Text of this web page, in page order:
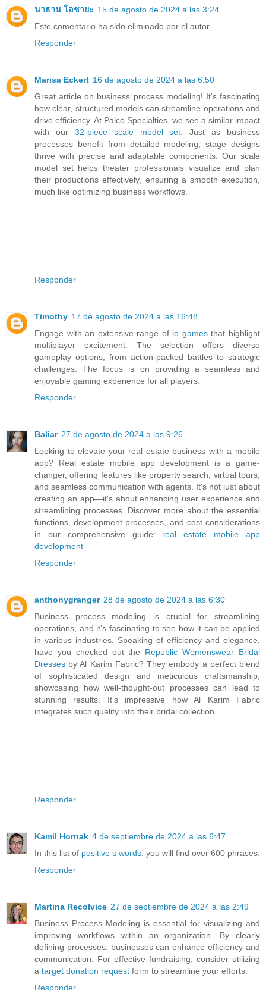
นาธาน โอชายะ 15 de agosto de 2024 a las 3:24
Este comentario ha sido eliminado por el autor.
Responder
Marisa Eckert 16 de agosto de 2024 a las 6:50
Great article on business process modeling! It's fascinating
how clear, structured models can streamline operations and
drive efficiency. At Palco Specialties, we see a similar impact
with our 32-piece scale model set. Just as business
processes benefit from detailed modeling, stage designs
thrive with precise and adaptable components. Our scale
model set helps theater professionals visualize and plan
their productions effectively, ensuring a smooth execution,
much like optimizing business workflows.
Responder
Timothy 17 de agosto de 2024 a las 16:48
Engage with an extensive range of io gamesthat highlight
multiplayer excitement. The selection offers diverse
gameplay options, from action-packed battles to strategic
challenges. The focus is on providing a seamless and
enjoyable gaming experience for all players.
Responder
Baliar 27 de agosto de 2024 a las 9:26
Looking to elevate your real estate business with a mobile
app? Real estate mobile app development is a game-
changer, offering features like property search, virtual tours,
and seamless communication with agents. It's not just about
creating an app—it's about enhancing user experience and
streamlining processes. Discover more about the essential
functions, development processes, and cost considerations
in our comprehensive guide: real estate mobile app
development
Responder
anthonygranger 28 de agosto de 2024 a las 6:30
Business process modeling is crucial for streamlining
operations, and it’s fascinating to see how it can be applied
in various industries. Speaking of efficiency and elegance,
have you checked out the Republic Womenswear Bridal
Dresses by Al Karim Fabric? They embody a perfect blend
of sophisticated design and meticulous craftsmanship,
showcasing how well-thought-out processes can lead to
stunning results. It’s impressive how Al Karim Fabric
integrates such quality into their bridal collection.
Responder
Kamil Hornak 4 de septiembre de 2024 a las 6:47
In this list of positive s words , you will find over 600 phrases.
Responder
Martina Recolvice 27 de septiembre de 2024 a las 2:49
Business Process Modeling is essential for visualizing and
improving workflows within an organization. By clearly
defining processes, businesses can enhance efficiency and
communication. For effective fundraising, consider utilizing
a target donation request form to streamline your efforts.
Responder